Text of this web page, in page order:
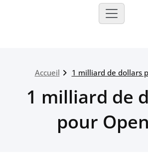
Accueil 1 milliard de dollars
1 milliard de
pour